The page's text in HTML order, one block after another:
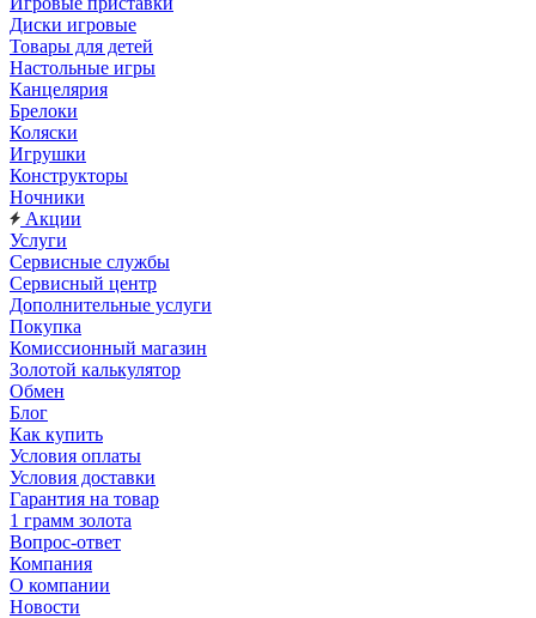
Диски игровые
Товары для детей
Настольные игры
Канцелярия
Брелоки
Коляски
Игрушки
Конструкторы
Ночники
Акции
Услуги
Сервисные службы
Сервисный центр
Дополнительные услуги
Покупка
Комиссионный магазин
Золотой калькулятор
Обмен
Блог
Как купить
Условия оплаты
Условия доставки
Гарантия на товар
1 грамм золота
Вопрос-ответ
Компания
О компании
Новости